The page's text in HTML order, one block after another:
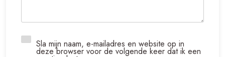
Sla mijn naam, e-mailadres en website op in
deze browser voor de volgende keer dat ik een